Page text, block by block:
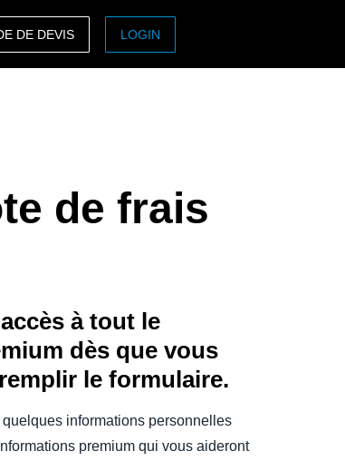
日本（日本語)
DE DEVIS LOGIN
de frais
à tout le
dès que vous
le formulaire.
informations personnelles
premium qui vous aideront